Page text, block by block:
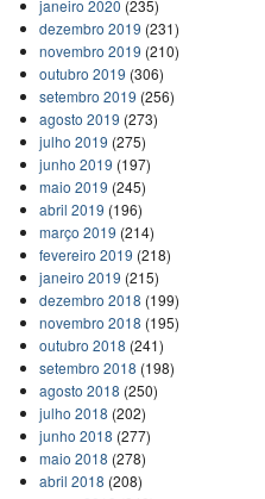
janeiro 2020 (235)
dezembro 2019 (231)
novembro 2019 (210)
outubro 2019 (306)
setembro 2019 (256)
agosto 2019 (273)
julho 2019 (275)
junho 2019 (197)
maio 2019 (245)
abril 2019 (196)
março 2019 (214)
fevereiro 2019 (218)
janeiro 2019 (215)
dezembro 2018 (199)
novembro 2018 (195)
outubro 2018 (241)
setembro 2018 (198)
agosto 2018 (250)
julho 2018 (202)
junho 2018 (277)
maio 2018 (278)
abril 2018 (208)